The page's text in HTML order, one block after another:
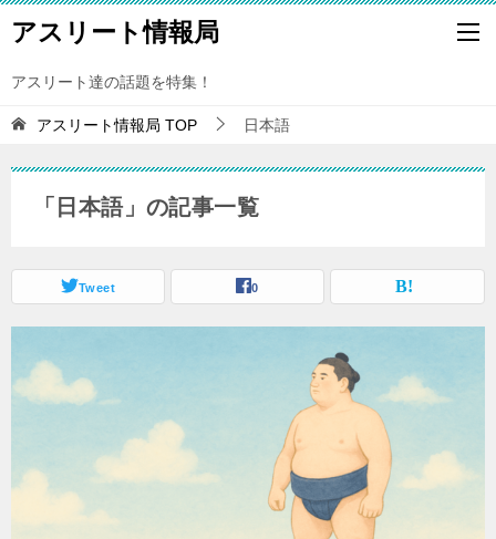
アスリート情報局
アスリート達の話題を特集！
アスリート情報局 TOP 日本語
「日本語」の記事一覧
Tweet 0